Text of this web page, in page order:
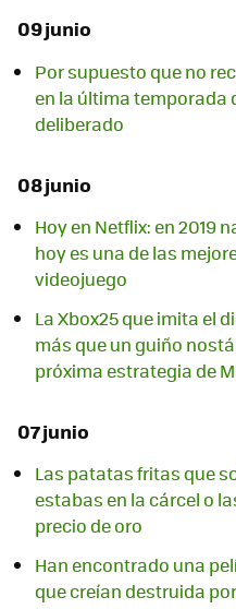
09 junio
Por supuesto que no
en la última temporada
deliberado
08 junio
Hoy en Netflix: en 2019
hoy es una de las
videojuego
La Xbox25 que imita el
más que un guiño
próxima estrategia de
07 junio
Las patatas fritas que
estabas en la cárcel o
precio de oro
Han encontrado una
que creían destruida